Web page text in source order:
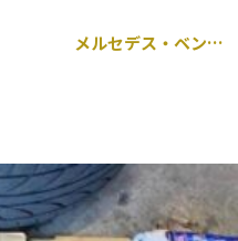
メルセデス・ベンツ CLA 117 車検整備 バッテリー オイル交換 千葉市